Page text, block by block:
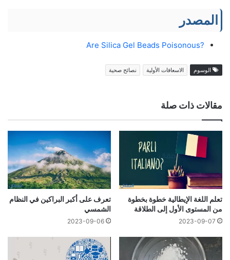
المصدر
?Are Silica Gel Beads Poisonous
الوسوم الاسعافات الأولية نصائح صحية
مقالات ذات صلة
تعلم اللغة الإيطالية خطوة بخطوة
من المستوى الأول إلى الطلاقة
2023-09-07
تعرف على أكبر البراكين في النظام
الشمسي
2023-09-06